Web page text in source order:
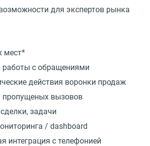
для экспертов рынка
мест*
работы с обращениями
действия воронки продаж
пропущеных вызовов
задачи
/ dashboard
интеграция с телефонией